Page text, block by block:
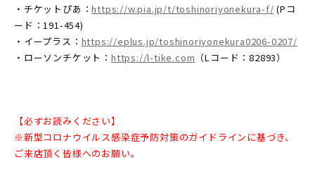
・チケットぴあ：https://w.pia.jp/t/toshinoriyonekura-f/ (Pコ
ード：191-454)
・イープラス： https://eplus.jp/toshinoriyonekura0206-0207/
・ローソンチケット：https://l-tike.com （Lコード：82893）
【必ずお読みください】
※新型コロナウイルス感染症予防対策のガイドラインに基づき、
ご来店頂く皆様へのお願い。